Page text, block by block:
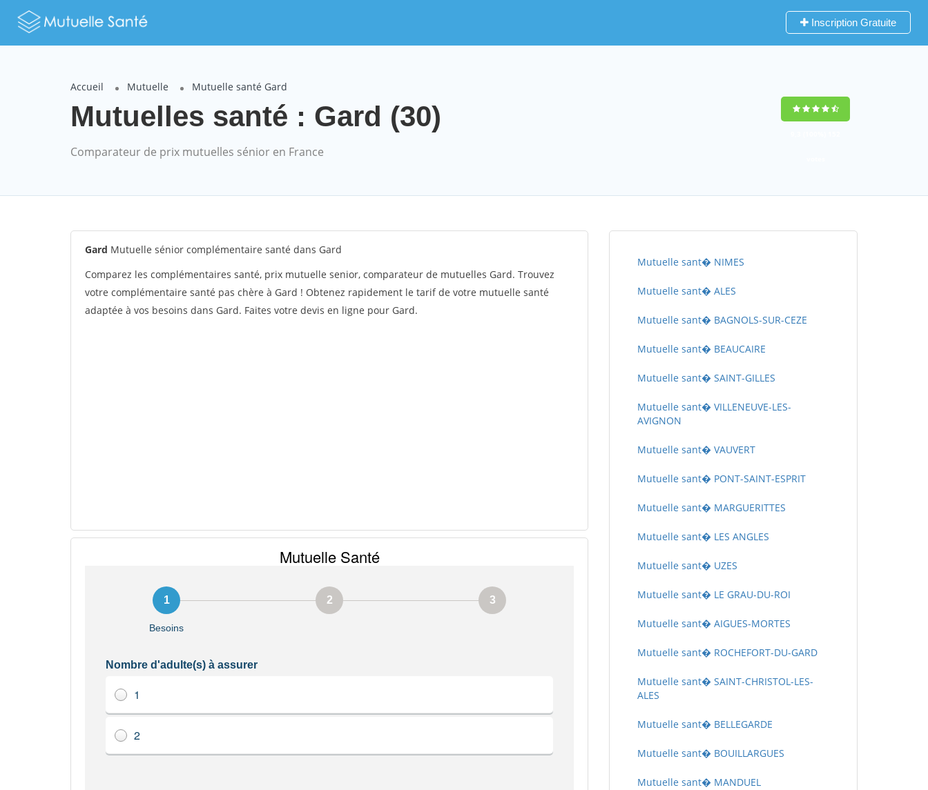
Inscription Gratuite
Accueil Mutuelle Mutuelle santé Gard
Mutuelles santé : Gard (30)
Comparateur de prix mutuelles sénior en France
Gard Mutuelle sénior complémentaire santé dans Gard
Comparez les complémentaires santé, prix mutuelle senior, comparateur de mutuelles Gard. Trouvez
votre complémentaire santé pas chère à Gard ! Obtenez rapidement le tarif de votre mutuelle santé
adaptée à vos besoins dans Gard. Faites votre devis en ligne pour Gard.
Mutuelle sant� NIMES
Mutuelle sant� ALES
Mutuelle sant� BAGNOLS-SUR-CEZE
Mutuelle sant� BEAUCAIRE
Mutuelle sant� SAINT-GILLES
Mutuelle sant� VILLENEUVE-LES-
AVIGNON
Mutuelle sant� VAUVERT
Mutuelle sant� PONT-SAINT-ESPRIT
Mutuelle sant� MARGUERITTES
Mutuelle sant� LES ANGLES
Mutuelle sant� UZES
Mutuelle sant� LE GRAU-DU-ROI
Mutuelle sant� AIGUES-MORTES
Mutuelle sant� ROCHEFORT-DU-GARD
Mutuelle sant� SAINT-CHRISTOL-LES-
ALES
Mutuelle sant� BELLEGARDE
Mutuelle sant� BOUILLARGUES
Mutuelle sant� MANDUEL